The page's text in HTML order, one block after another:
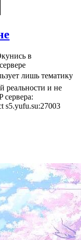
в
лишь тематику
реальности и не
сервера:
s5.yufu.su:27003